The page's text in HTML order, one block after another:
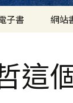
子書 網站
這